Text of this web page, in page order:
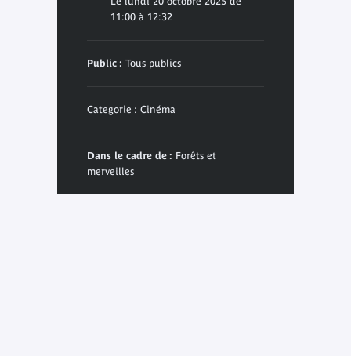
11:00 à 12:32
Public : Tous publics
Categorie : Cinéma
Dans le cadre de : Forêts et
merveilles